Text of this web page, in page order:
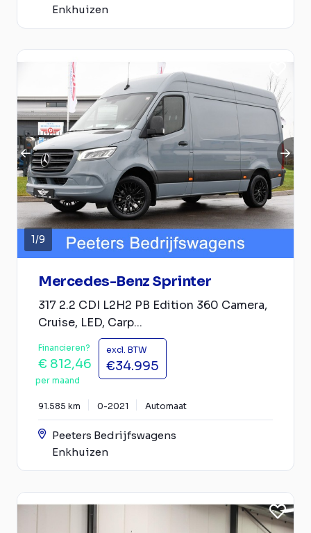
Enkhuizen
1/9
Mercedes-Benz Sprinter
317 2.2 CDI L2H2 PB Edition 360 Camera,
Cruise, LED, Carp...
Financieren?
€ 812,46
per maand
excl. BTW
€34.995
91.585 km 0-2021 Automaat
Peeters Bedrijfswagens
Enkhuizen